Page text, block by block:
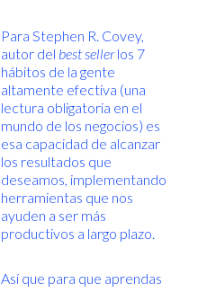
Para Stephen R. Covey,
autor del best sellerlos 7
hábitos de la gente
altamente efectiva (una
lectura obligatoria en el
mundo de los negocios) es
esa capacidad de alcanzar
los resultados que
deseamos, implementando
herramientas que nos
ayuden a ser más
productivos a largo plazo.
Así que para que aprendas